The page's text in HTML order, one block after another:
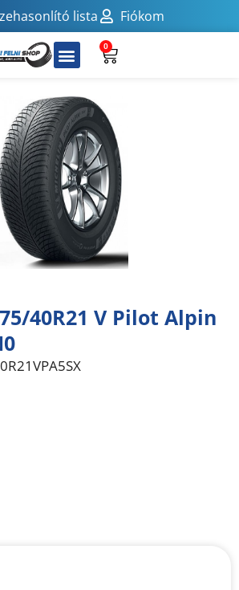
lista Fiókom
0
40R21 V Pilot Alpin